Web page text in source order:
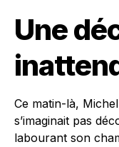
Une
Ce matin-là,
s’imaginait pas
labourant son